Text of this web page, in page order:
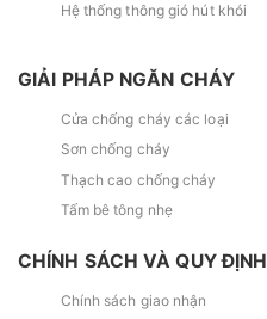
Hệ thống thông gió hút khói
GIẢI PHÁP NGĂN CHÁY
Cửa chống cháy các loại
Sơn chống cháy
Thạch cao chống cháy
Tấm bê tông nhẹ
CHÍNH SÁCH VÀ QUY ĐỊNH
Chính sách giao nhận